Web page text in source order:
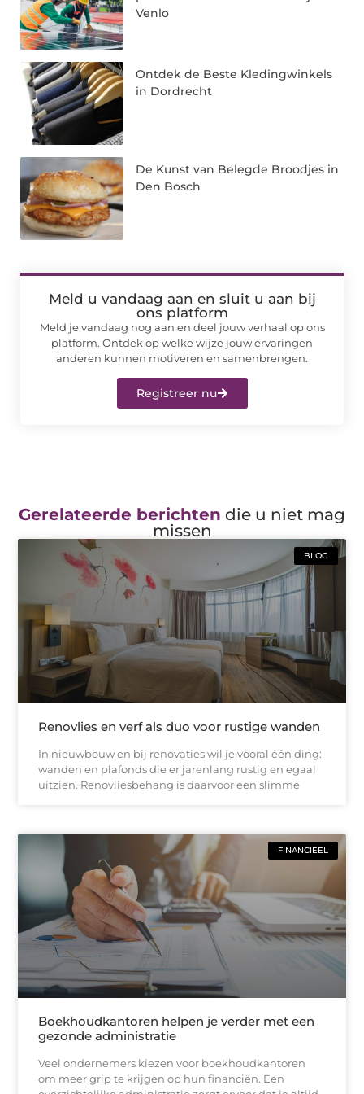
Venlo
Ontdek de Beste Kledingwinkels
in Dordrecht
De Kunst van Belegde Broodjes in
Den Bosch
Meld u vandaag aan en sluit u aan bij
ons platform
Meld je vandaag nog aan en deel jouw verhaal op ons
platform. Ontdek op welke wijze jouw ervaringen
anderen kunnen motiveren en samenbrengen.
Registreer nu
Gerelateerde berichten die u niet mag
missen
BLOG
Renovlies en verf als duo voor rustige wanden
In nieuwbouw en bij renovaties wil je vooral één ding:
wanden en plafonds die er jarenlang rustig en egaal
uitzien. Renovliesbehang is daarvoor een slimme
FINANCIEEL
Boekhoudkantoren helpen je verder met een
gezonde administratie
Veel ondernemers kiezen voor boekhoudkantoren
om meer grip te krijgen op hun financiën. Een